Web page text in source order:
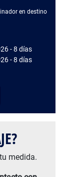
en destino
- 8 días
- 8 días
medida.